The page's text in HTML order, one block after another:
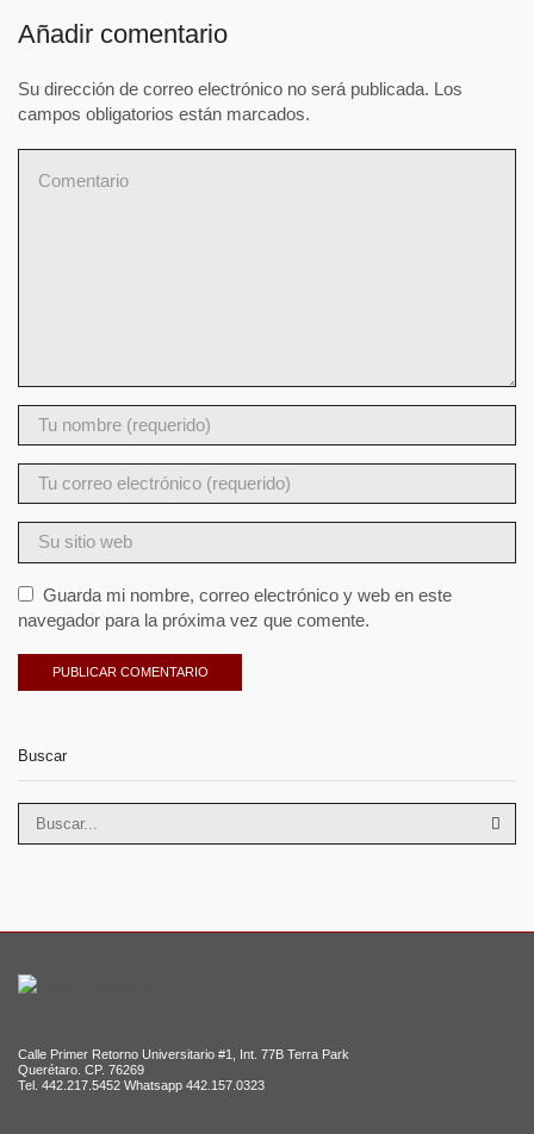
Añadir comentario
Su dirección de correo electrónico no será publicada. Los
campos obligatorios están marcados.
Guarda mi nombre, correo electrónico y web en este
navegador para la próxima vez que comente.
Buscar
Calle Primer Retorno Universitario #1, Int. 77B Terra Park
Querétaro. CP. 76269
Tel. 442.217.5452 Whatsapp 442.157.0323